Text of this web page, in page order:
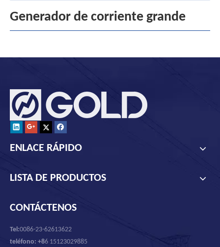
Generador de corriente grande
ENLACE RÁPIDO
LISTA DE PRODUCTOS
CONTÁCTENOS
Tel:0086-23-62613622
teléfono: +86 15123029885